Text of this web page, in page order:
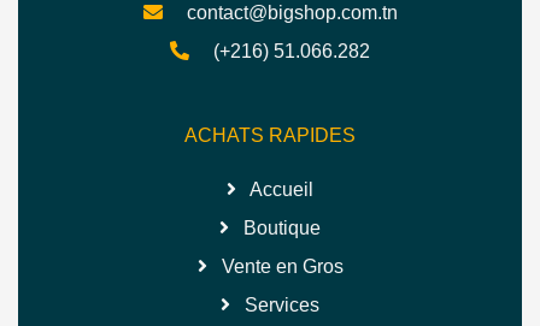
contact@bigshop.com.tn
(+216) 51.066.282
ACHATS RAPIDES
Accueil
Boutique
Vente en Gros
Services